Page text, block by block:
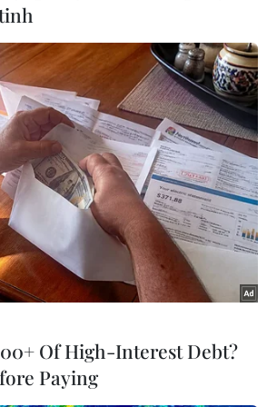
sách các loại dầu thô có thể
nâng danh sách các loại dầu
chế biến tại nhà máy từ 48 loại
loại ở thời điểm hiện tại.
lập được tỷ lệ phối trộn của
làm cơ sở cho việc lập kế
mua dầu, lập kế hoạch nhập
hợp, đảm bảo cho nhà máy
ở công suất cao.
đoạn phức tạp trên, các kết
từ Azerbaijan là phù hợp
của nhà máy lọc dầu Dung
Of High-Interest Debt?
Paying